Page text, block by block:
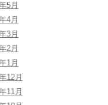
5月
4月
3月
2月
1月
12月
11月